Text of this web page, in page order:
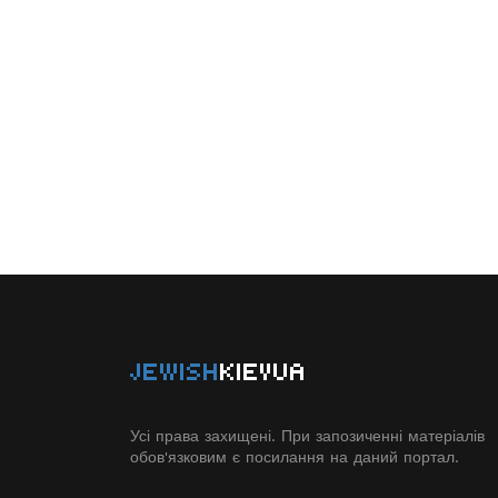
JEWISHKIEVUA
Усі права захищені. При запозиченні матеріалів
обов'язковим є посилання на даний портал.